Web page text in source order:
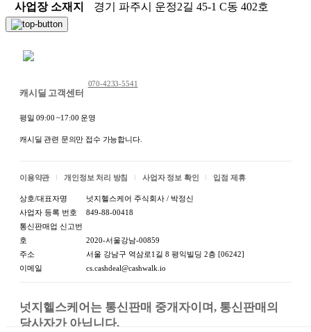
항목
내용
관한법률에 따른 표시사
1-1.제품명
입품의 경우 생산자,수입
자 및 제조국)
시 / 소재지:상세정보별도
상세정보별도표시
1-4.제조연월일,유통기한
또는 품질유지기한
상세정보별도표시
1-5.포장단위별 내용물의
1-6.원재료명 및 함량(농
사업장 소재지
경기 파주시 운정2길 45-1 C동 402호
캐시딜 고객센터
070-4233-5541
평일 09:00 ~17:00 운영
캐시딜 관련 문의만 접수 가능합니다.
이용약관 개인정보 처리 방침 사업자 정보 확인 입점 제휴
상호/대표자명
넛지헬스케어 주식회사 / 박정신
사업자 등록 번호
849-88-00418
통신판매업 신고번
호
2020-서울강남-00859
주소
서울 강남구 역삼로1길 8 평익빌딩 2층 [06242]
이메일
cs.cashdeal@cashwalk.io
넛지헬스케어는 통신판매 중개자이며, 통신판매의
당사자가 아닙니다.